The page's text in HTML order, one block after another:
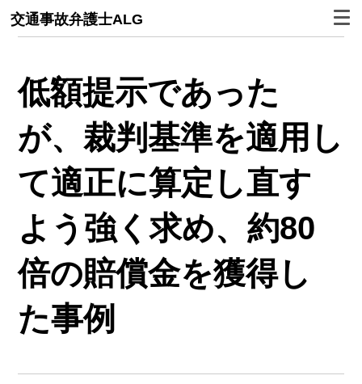
交通事故弁護士ALG
低額提示であった
が、裁判基準を適用し
て適正に算定し直す
よう強く求め、約80
倍の賠償金を獲得し
た事例